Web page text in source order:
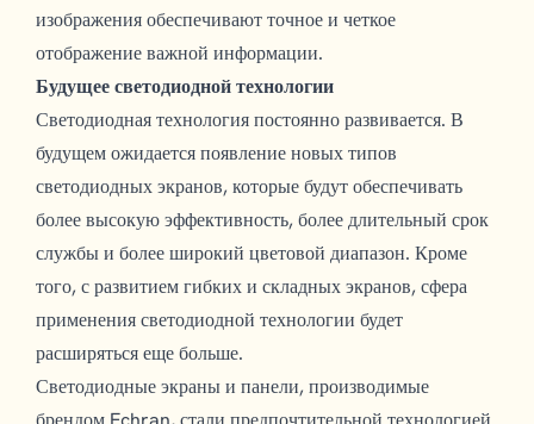
изображения обеспечивают точное и четкое
отображение важной информации.
Будущее светодиодной технологии
Светодиодная технология постоянно развивается. В
будущем ожидается появление новых типов
светодиодных экранов, которые будут обеспечивать
более высокую эффективность, более длительный срок
службы и более широкий цветовой диапазон. Кроме
того, с развитием гибких и складных экранов, сфера
применения светодиодной технологии будет
расширяться еще больше.
Светодиодные экраны и панели, производимые